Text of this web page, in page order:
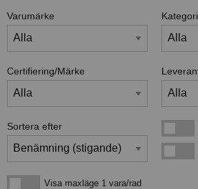
Varumärke Kategori
Certifiering/Märke
Sortera efter Bara
Bara
Visa maxläge 1 vara/rad
Visa maxläge 1 vara/rad